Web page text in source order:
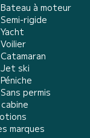
à moteur
rigide
ski
permis
marques